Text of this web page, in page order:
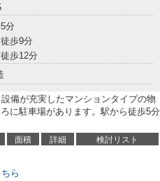
分
徒歩9分
徒歩12分
備が充実したマンションタイプの物
に駐車場があります。駅から徒歩5分
面積 詳細 検討リスト
ら